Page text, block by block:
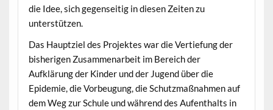
die Idee, sich gegenseitig in diesen Zeiten zu
unterstützen.
Das Hauptziel des Projektes war die Vertiefung der
bisherigen Zusammenarbeit im Bereich der
Aufklärung der Kinder und der Jugend über die
Epidemie, die Vorbeugung, die Schutzmaßnahmen auf
dem Weg zur Schule und während des Aufenthalts in